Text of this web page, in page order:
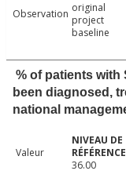
Observation original
project
baseline
% of patients with
been diagnosed,
national
Valeur
36.00